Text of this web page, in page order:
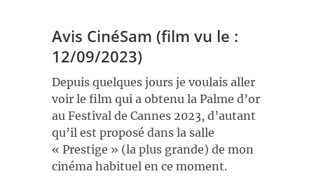
Avis CinéSam (film vu le :
12/09/2023)
Depuis quelques jours je voulais aller
voir le film qui a obtenu la Palme d’or
au Festival de Cannes 2023, d’autant
qu’il est proposé dans la salle
« Prestige » (la plus grande) de mon
cinéma habituel en ce moment.